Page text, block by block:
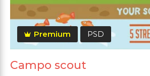
Premium PSD
Campo scout